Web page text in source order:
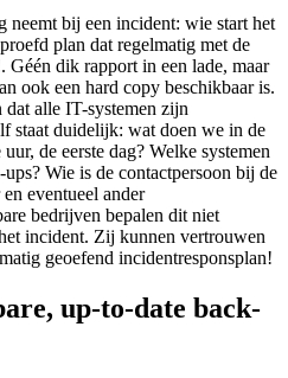
neemt bij een incident: wie start het
plan dat regelmatig met de
Géén dik rapport in een lade, maar
ook een hard copy beschikbaar is.
alle IT-systemen zijn
staat duidelijk: wat doen we in de
de eerste dag? Welke systemen
Wie is de contactpersoon bij de
eventueel ander
bedrijven bepalen dit niet
incident. Zij kunnen vertrouwen
geoefend incidentresponsplan!
up-to-date back-